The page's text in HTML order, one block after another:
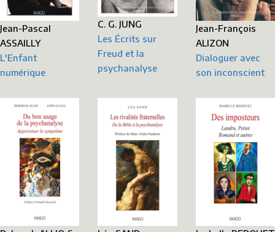
Jean-Pascal
ASSAILLY
L'Enfant
numérique
C. G. JUNG
Les Écrits sur
Freud et la
psychanalyse
Jean-François
ALIZON
Dialoguer avec
son inconscient